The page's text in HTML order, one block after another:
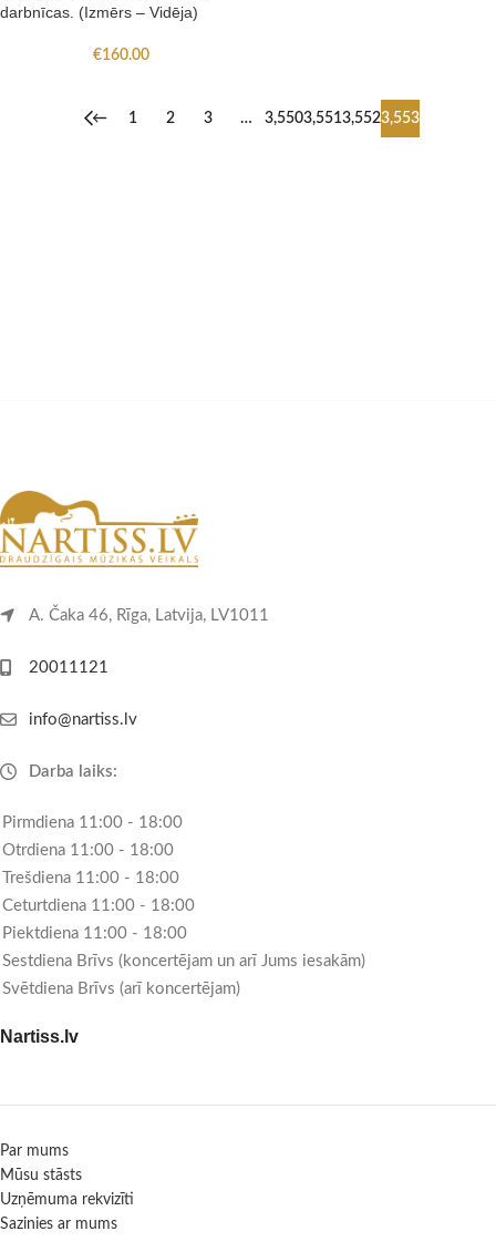
darbnīcas. (Izmērs – Vidēja)
€160.00
← 1 2 3 … 3,5503,5513,5523,553
A. Čaka 46, Rīga, Latvija, LV1011
20011121
info@nartiss.lv
Darba laiks:
Pirmdiena 11:00 - 18:00
Otrdiena 11:00 - 18:00
Trešdiena 11:00 - 18:00
Ceturtdiena 11:00 - 18:00
Piektdiena 11:00 - 18:00
Sestdiena Brīvs (koncertējam un arī Jums iesakām)
Svētdiena Brīvs (arī koncertējam)
Nartiss.lv
Par mums
Mūsu stāsts
Uzņēmuma rekvizīti
Sazinies ar mums